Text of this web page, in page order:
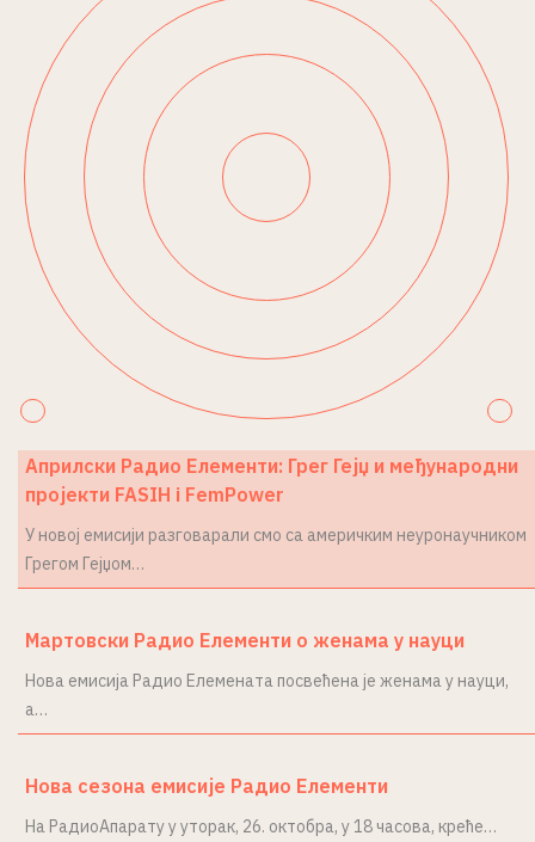
Априлски Радио Елементи: Грег Гејџ и међународни
пројекти FASIH i FemPower
У новој емисији разговарали смо са америчким неуронаучником
Грегом Гејџом…
Мартовски Радио Елементи о женама у науци
Нова емисија Радио Елемената посвећена је женама у науци,
а…
Нова сезона емисије Радио Елементи
На РадиоАпарату у уторак, 26. октобра, у 18 часова, креће…